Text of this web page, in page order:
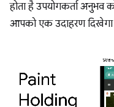
होता है उपयोगकर्ता अनुभव
आपको एक उदाहरण